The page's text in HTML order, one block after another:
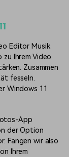
Editor Musik
zu Ihrem Video
Zusammen
fesseln.
Windows 11
App
der Option
Fangen wir also
Ihrem